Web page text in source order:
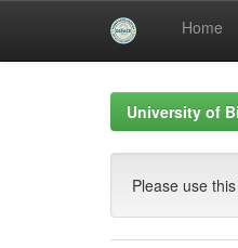
Home
University of
Please use